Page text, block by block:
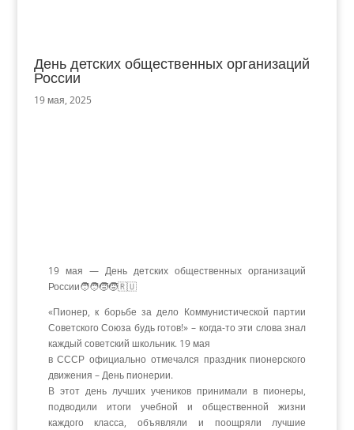
День детских общественных организаций
России
19 мая, 2025
19 мая — День детских общественных организаций
России🧑‍🧑‍🧒‍🧒🇷🇺
«Пионер, к борьбе за дело Коммунистической партии
Советского Союза будь готов!» – когда-то эти слова знал
каждый советский школьник. 19 мая
в СССР официально отмечался праздник пионерского
движения – День пионерии.
В этот день лучших учеников принимали в пионеры,
подводили итоги учебной и общественной жизни
каждого класса, объявляли и поощряли лучшие